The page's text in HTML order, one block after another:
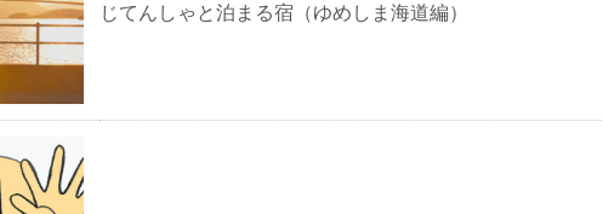
じてんしゃと泊まる宿（ゆめしま海道編）